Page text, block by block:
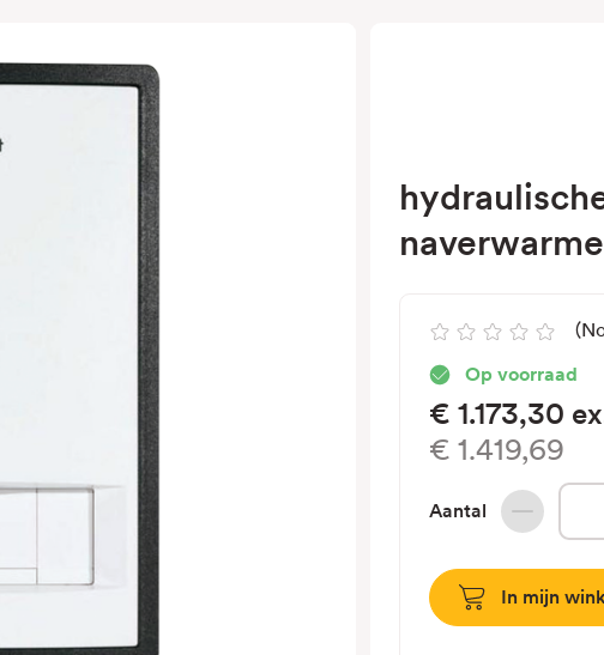
Op voorraad
€1.173,30
€1.419,69
Aantal
Hoeveelheid